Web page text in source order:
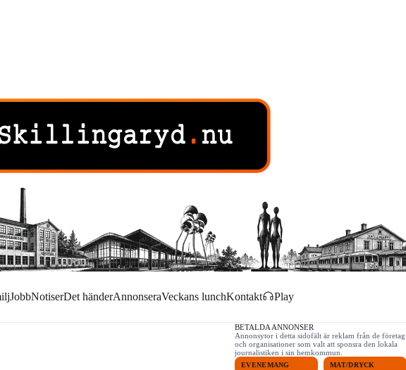
JobbNotiserDet händerAnnonseraVeckans lunchKontakt Play
BETALDA ANNONSER
Annonsytor i detta sidofält är reklam från de företag
och organisationer som valt att sponsra den lokala
journalistiken i sin hemkommun.
EVENEMANG MAT/DRYCK